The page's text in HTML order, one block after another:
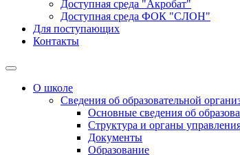
Доступная среда "Акробат"
Доступная среда ФОК "СЛОН"
Для поступающих
Контакты
О школе
Сведения об образовательной
Основные сведения об
Структура и органы
Документы
Образование